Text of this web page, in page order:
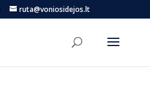
ruta@voniosidejos.lt